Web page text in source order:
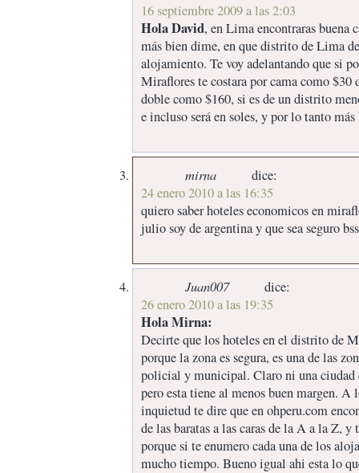
16 septiembre 2009 a las 2:03
Hola David, en Lima encontraras buena
más bien dime, en que distrito de Lima
alojamiento. Te voy adelantando que si
Miraflores te costara por cama como $30
doble como $160, si es de un distrito
e incluso será en soles, y por lo tanto
mirna
dice:
24 enero 2010 a las 16:35
quiero saber hoteles economicos en
julio soy de argentina y que sea seguro
Juan007
dice:
26 enero 2010 a las 19:35
Hola Mirna:
Decirte que los hoteles en el distrito de
porque la zona es segura, es una de las
policial y municipal. Claro ni una ciudad
pero esta tiene al menos buen margen. A
inquietud te dire que en ohperu.com
de las baratas a las caras de la A a la Z,
porque si te enumero cada una de los
mucho tiempo. Bueno igual ahi esta lo